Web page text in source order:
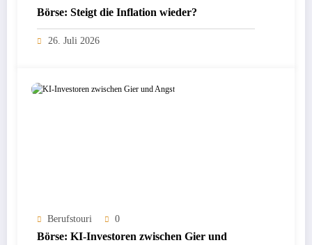
Börse: Steigt die Inflation wieder?
26. Juli 2026
Berufstouri 0
Börse: KI-Investoren zwischen Gier und